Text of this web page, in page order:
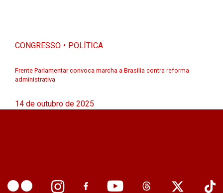
CONGRESSO POLÍTICA
Frente Parlamentar convoca marcha a Brasília contra reforma
administrativa
14 de outubro de 2025